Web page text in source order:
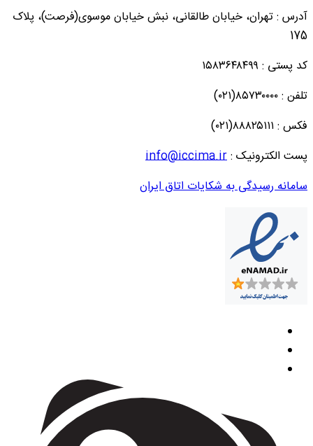
آدرس : تهران، خیابان طالقانی، نبش خیابان موسوی(فرصت)، پلاک
175
کد پستی : ۱۵۸۳۶۴۸۴۹۹
تلفن : ۸۵۷۳۰۰۰۰(۰۲۱)
فکس : ۸۸۸۲۵۱۱۱(۰۲۱)
پست الکترونیک :info@iccima.ir
سامانه رسیدگی به شکایات اتاق ایران